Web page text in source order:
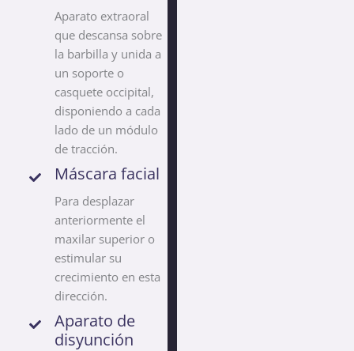
Aparato extraoral
que descansa sobre
la barbilla y unida a
un soporte o
casquete occipital,
disponiendo a cada
lado de un módulo
de tracción.
Máscara facial
Para desplazar
anteriormente el
maxilar superior o
estimular su
crecimiento en esta
dirección.
Aparato de
disyunción